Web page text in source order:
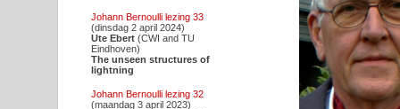
Johann Bernoulli lezing 33
(dinsdag 2 april 2024)
Ute Ebert(CWI and TU
Eindhoven)
The unseen structures of
lightning
Johann Bernoulli lezing 32
(maandag 3 april 2023)